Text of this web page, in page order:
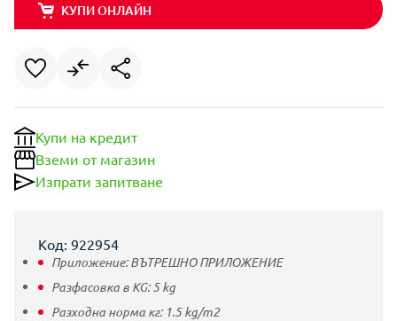
КУПИ ОНЛАЙН
Купи на кредит
Вземи от магазин
Изпрати запитване
Код: 922954
Приложение:ВЪТРЕШНО ПРИЛОЖЕНИЕ
Разфасовка в KG:5kg
Разходна норма кг: 1.5kg/m2